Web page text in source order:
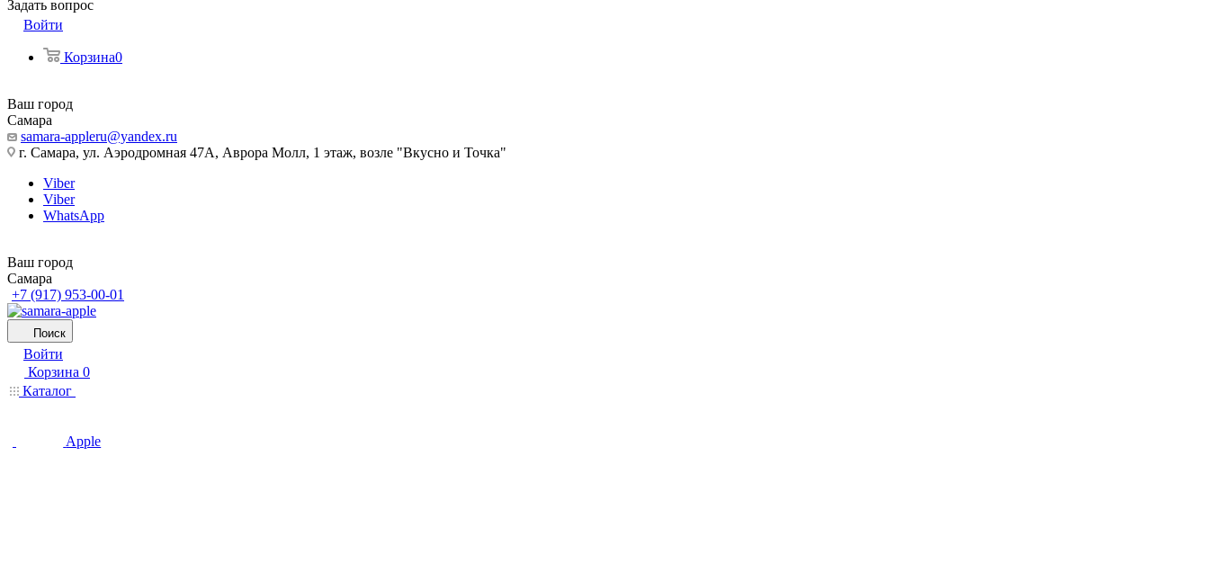
Задать вопрос
Войти
Корзина0
Ваш город
Самара
samara-appleru@yandex.ru
г. Самара, ул. Аэродромная 47А, Аврора Молл, 1 этаж, возле "Вкусно и Точка"
Viber
Viber
WhatsApp
Ваш город
Самара
+7 (917) 953-00-01
Поиск
Войти
Корзина 0
Каталог
Apple